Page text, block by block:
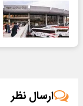
ارسال نظر